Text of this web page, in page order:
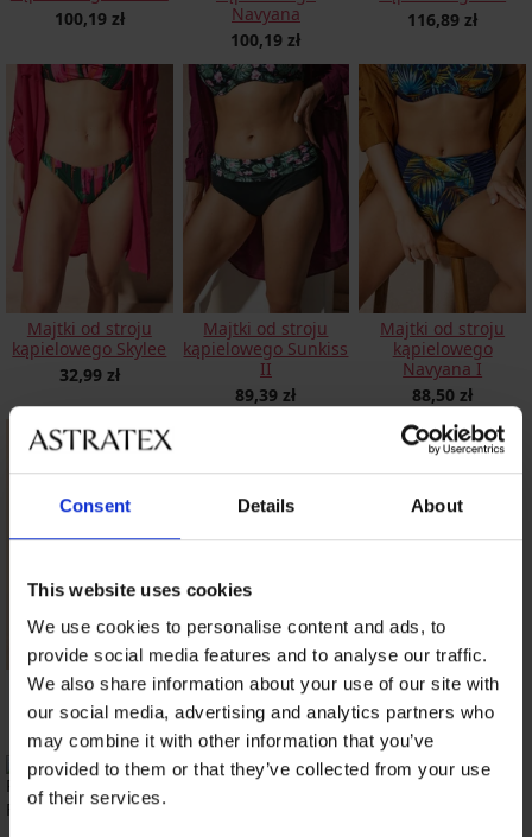
Consent Details About
This website uses cookies
We use cookies to personalise content and ads, to
provide social media features and to analyse our traffic.
We also share information about your use of our site with
our social media, advertising and analytics partners who
may combine it with other information that you’ve
provided to them or that they’ve collected from your use
of their services.
100,19 zł
Navyana
100,19 zł
116,89 zł
Majtki od stroju
kąpielowego Skylee
32,99 zł
Majtki od stroju
kąpielowego Sunkiss
II
89,39 zł
Majtki od stroju
kąpielowego
Navyana I
88,50 zł
Majtki od bikini
Abeba II
37,49 zł
Wyprodukowano w Polsce